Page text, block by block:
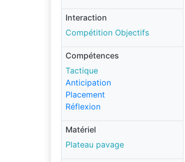
Interaction
Compétition Objectifs
Compétences
Tactique
Anticipation
Placement
Réflexion
Matériel
Plateau pavage